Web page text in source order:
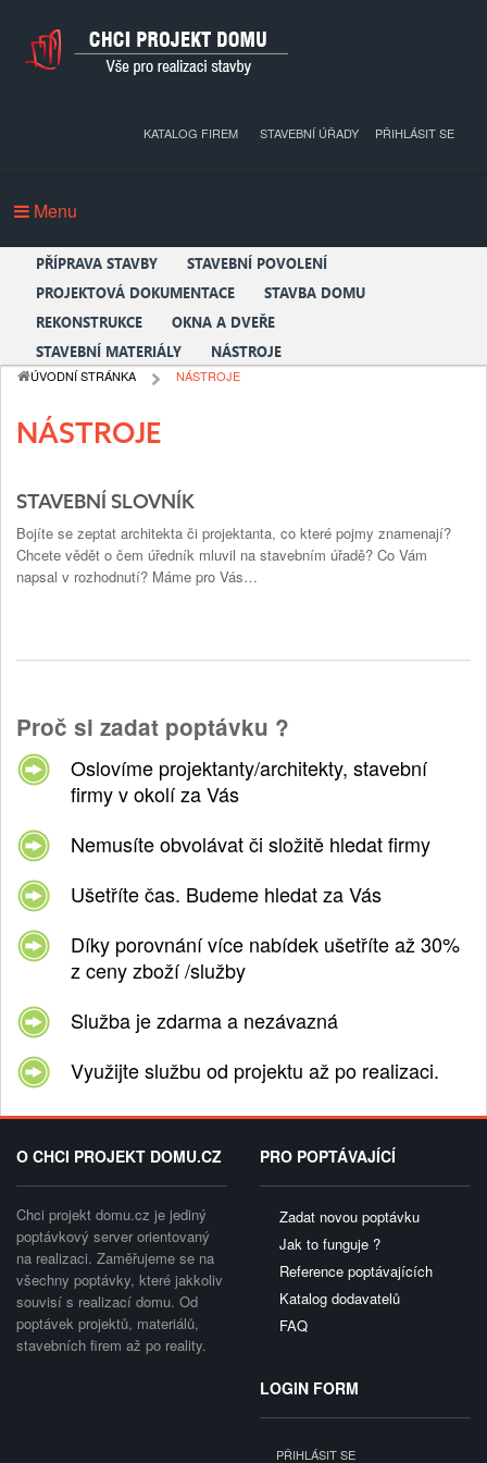
PŘIHLÁSIT SE
KATALOG FIREM STAVEBNÍ ÚŘADY
Menu
PŘÍPRAVA STAVBY
STAVEBNÍ POVOLENÍ
PROJEKTOVÁ DOKUMENTACE
STAVBA DOMU
REKONSTRUKCE
OKNA A DVEŘE
STAVEBNÍ MATERIÁLY
NÁSTROJE
ÚVODNÍ STRÁNKA NÁSTROJE
NÁSTROJE
STAVEBNÍ SLOVNÍK
Bojíte se zeptat architekta či projektanta, co které pojmy znamenají?
Chcete vědět o čem úředník mluvil na stavebním úřadě? Co Vám
napsal v rozhodnutí? Máme pro Vás…
Proč si zadat poptávku ?
Oslovíme projektanty/architekty, stavební
firmy v okolí za Vás
Nemusíte obvolávat či složitě hledat firmy
Ušetříte čas. Budeme hledat za Vás
Díky porovnání více nabídek ušetříte až 30%
z ceny zboží /služby
Služba je zdarma a nezávazná
Využijte službu od projektu až po realizaci.
O CHCI PROJEKT DOMU.CZ
Chci projekt domu.cz je jediný
poptávkový server orientovaný
na realizaci. Zaměřujeme se na
všechny poptávky, které jakkoliv
souvisí s realizací domu. Od
poptávek projektů, materiálů,
stavebních firem až po reality.
PRO POPTÁVAJÍCÍ
Zadat novou poptávku
Jak to funguje ?
Reference poptávajících
Katalog dodavatelů
FAQ
LOGIN FORM
PŘIHLÁSIT SE